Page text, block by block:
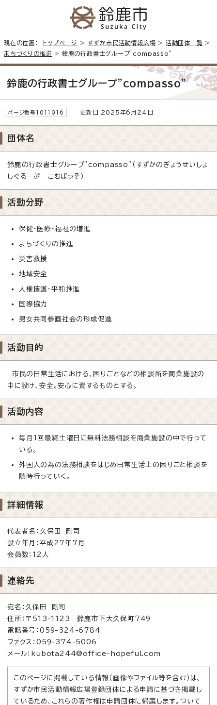
現在の位置： トップページ > すずか市民活動情報広場 > 活動団体一覧 >
まちづくりの推進 > 鈴鹿の行政書士グループ”compasso”
鈴鹿の行政書士グループ”compasso”
ページ番号1011916 更新日 2025年6月24日
団体名
鈴鹿の行政書士グループ”compasso”（すずかのぎょうせいしょ
しぐるーぷ こむぱっそ）
活動分野
保健・医療・福祉の増進
まちづくりの推進
災害救援
地域安全
人権擁護・平和推進
国際協力
男女共同参画社会の形成促進
活動目的
市民の日常生活における、困りごとなどの相談所を商業施設の
中に設け、安全。安心に資するものとする。
活動内容
毎月1回最終土曜日に無料法務相談を商業施設の中で行って
いる。
外国人の為の法務相談をはじめ日常生活上の困りごと相談を
随時行っていく。
詳細情報
代表者名：久保田 剛司
設立年月：平成27年7月
会員数：12人
連絡先
宛名：久保田 剛司
住所：〒513-1123 鈴鹿市下大久保町749
電話番号：059-324-6784
ファクス：059-374-5006
メール：kubota244@office-hopeful.com
このページに掲載している情報（画像やファイル等を含む）は、
すずか市民活動情報広場登録団体による申請に基づき掲載し
ているため、これらの著作権は申請団体に帰属します。ついて